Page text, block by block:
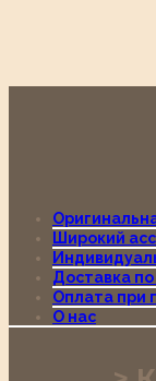
Широкий
Доставка
Оплата при
О нас